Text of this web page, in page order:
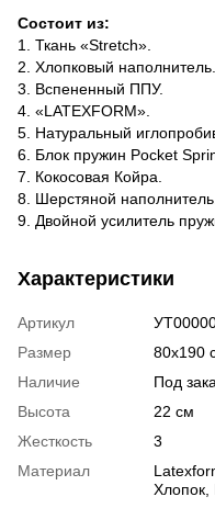
Состоит из:
1. Ткань «Stretch».
2. Хлопковый наполнитель.
3. Вспененный ППУ.
4. «LATEXFORM».
5. Натуральный
6. Блок пружин Pocket
7. Кокосовая Койра.
8. Шерстяной наполнитель.
9. Двойной усилитель
Характеристики
Артикул
Размер
80х190
Наличие
Под
Высота
22 см
Жесткость
3
Материал
Хлопок